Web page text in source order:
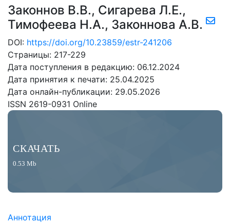
Законнов В.В., Сигарева Л.Е.,
Тимофеева Н.А., Законнова А.В.
DOI: https://doi.org/10.23859/estr-241206
Страницы: 217-229
Дата поступления в редакцию: 06.12.2024
Дата принятия к печати: 25.04.2025
Дата онлайн-публикации: 29.05.2026
ISSN 2619-0931 Online
СКАЧАТЬ
0.53 Mb
Аннотация